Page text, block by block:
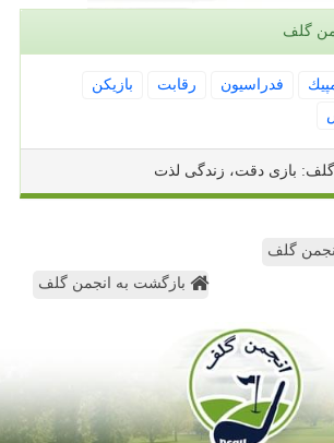
گلف
فدراسیون رقابت
بازیكن
گلف: بازی دقت، زندگی لذت
گلف
بازگشت به انجمن گلف